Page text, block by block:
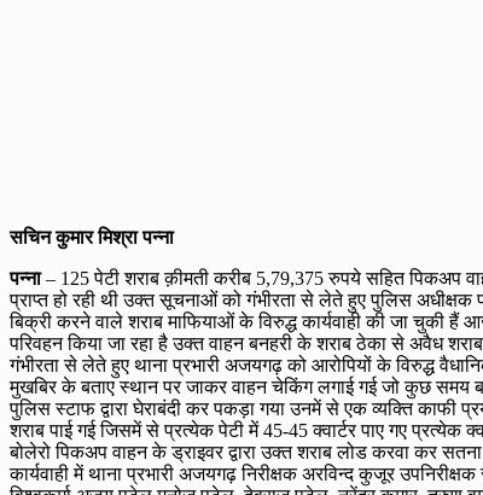
सचिन कुमार मिश्रा पन्ना
पन्ना– 125 पेटी शराब क़ीमती करीब 5,79,375 रुपये सहित पिकअप
प्राप्त हो रही थी उक्त सूचनाओं को गंभीरता से लेते हुए पुलिस अधीक्षक
बिक्री करने वाले शराब माफियाओं के विरुद्ध कार्यवाही की जा चुकी हैं
परिवहन किया जा रहा है उक्त वाहन बनहरी के शराब ठेका से अवैध
गंभीरता से लेते हुए थाना प्रभारी अजयगढ़ को आरोपियों के विरुद्ध
मुखबिर के बताए स्थान पर जाकर वाहन चेकिंग लगाई गई जो कुछ
पुलिस स्टाफ द्वारा घेराबंदी कर पकड़ा गया उनमें से एक व्यक्ति काफी
शराब पाई गई जिसमें से प्रत्येक पेटी में 45-45 क्वार्टर पाए गए प्रत्येक
बोलेरो पिकअप वाहन के ड्राइवर द्वारा उक्त शराब लोड करवा कर
कार्यवाही में थाना प्रभारी अजयगढ़ निरीक्षक अरविन्द कुजूर